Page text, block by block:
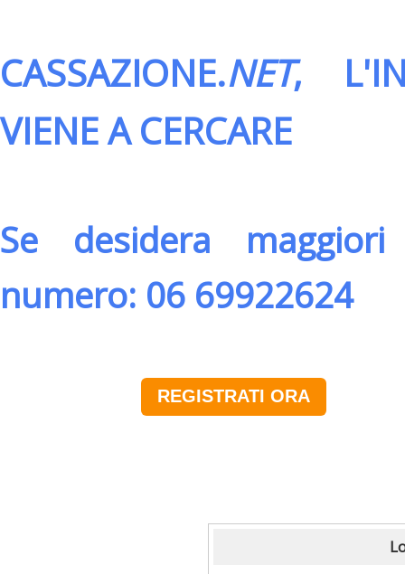
CASSAZIONE.NET,
VIENE A CERCARE
Se desidera
numero: 06 69922624
REGISTRATI ORA